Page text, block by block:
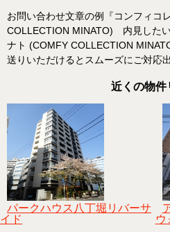
お問い合わせ文章の例『コンフィコ
COLLECTION MINATO) 内見した
ナト (COMFY COLLECTION
送りいただけるとスムーズにご対応
近くの物件
パークハウス八丁堀リバーサ
イド
ウ